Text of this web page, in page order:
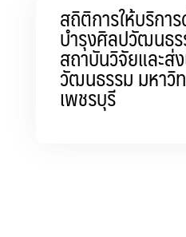
สถิติการให้บริกา
บำรุงศิลปวัฒนธ
สถาบันวิจัยและส่
วัฒนธรรม มหาวิ
เพชรบุรี